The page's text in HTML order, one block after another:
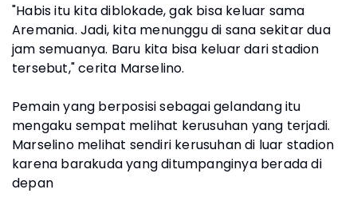
"Habis itu kita diblokade, gak bisa keluar sama
Aremania. Jadi, kita menunggu di sana sekitar dua
jam semuanya. Baru kita bisa keluar dari stadion
tersebut," cerita Marselino.
Pemain yang berposisi sebagai gelandang itu
mengaku sempat melihat kerusuhan yang terjadi.
Marselino melihat sendiri kerusuhan di luar stadion
karena barakuda yang ditumpanginya berada di
depan